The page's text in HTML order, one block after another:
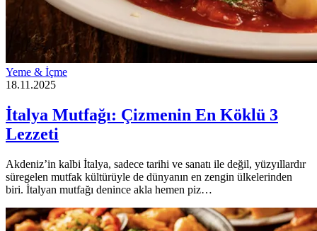
Yeme & İçme
18.11.2025
İtalya Mutfağı: Çizmenin En Köklü 3
Lezzeti
Akdeniz’in kalbi İtalya, sadece tarihi ve sanatı ile değil, yüzyıllardır
süregelen mutfak kültürüyle de dünyanın en zengin ülkelerinden
biri. İtalyan mutfağı denince akla hemen piz…